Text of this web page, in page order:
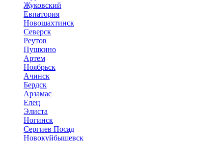
Жуковский
Евпатория
Новошахтинск
Северск
Реутов
Пушкино
Артем
Ноябрьск
Ачинск
Бердск
Арзамас
Елец
Элиста
Ногинск
Сергиев Посад
Новокуйбышевск